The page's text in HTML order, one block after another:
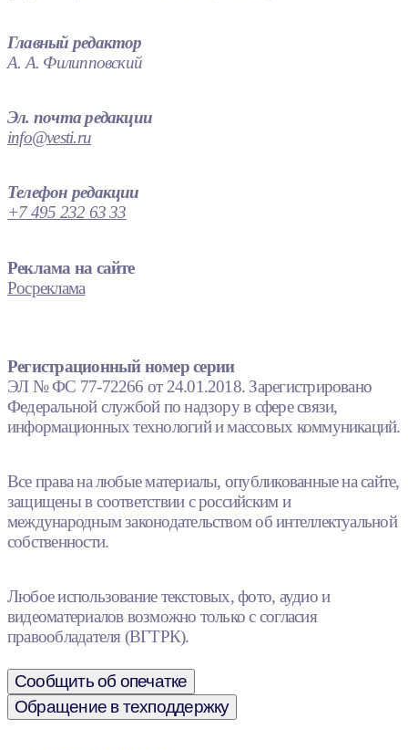
Главный редактор
А. А. Филипповский
Эл. почта редакции
info@vesti.ru
Телефон редакции
+7 495 232 63 33
Реклама на сайте
Росреклама
Регистрационный номер серии
ЭЛ № ФС 77-72266 от 24.01.2018. Зарегистрировано
Федеральной службой по надзору в сфере связи,
информационных технологий и массовых коммуникаций.
Все права на любые материалы, опубликованные на сайте,
защищены в соответствии с российским и
международным законодательством об интеллектуальной
собственности.
Любое использование текстовых, фото, аудио и
видеоматериалов возможно только с согласия
правообладателя (ВГТРК).
Сообщить об опечатке
Обращение в техподдержку